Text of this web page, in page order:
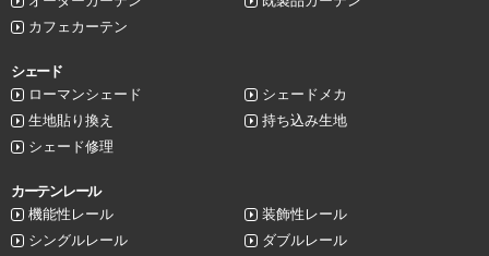
カフェカーテン
シェード
ローマンシェード
シェードメカ
生地貼り換え
持ち込み生地
シェード修理
カーテンレール
機能性レール
装飾性レール
シングルレール
ダブルレール